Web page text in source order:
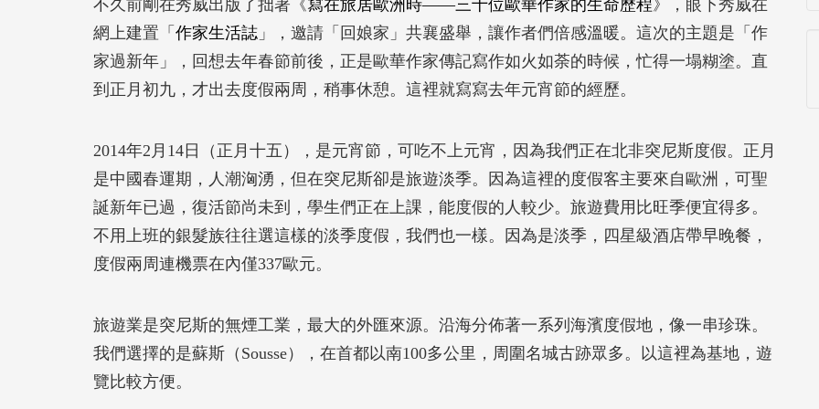
不久前剛在秀威出版了拙著《寫在旅居歐洲時——三十位歐華作家的生命歷程》，眼下秀威在
網上建置「 作家生活誌 」，邀請「回娘家」共襄盛舉，讓作者們倍感溫暖。這次的主題是「作
家過新年」，回想去年春節前後，正是歐華作家傳記寫作如火如荼的時候，忙得一塌糊塗。直
到正月初九，才出去度假兩周，稍事休憩。這裡就寫寫去年元宵節的經歷。
2014年2月14日（正月十五），是元宵節，可吃不上元宵，因為我們正在北非突尼斯度假。正月
是中國春運期，人潮洶湧，但在突尼斯卻是旅遊淡季。因為這裡的度假客主要來自歐洲，可聖
誕新年已過，復活節尚未到，學生們正在上課，能度假的人較少。旅遊費用比旺季便宜得多。
不用上班的銀髮族往往選這樣的淡季度假，我們也一樣。因為是淡季，四星級酒店帶早晚餐，
度假兩周連機票在內僅337歐元。
旅遊業是突尼斯的無煙工業，最大的外匯來源。沿海分佈著一系列海濱度假地，像一串珍珠。
我們選擇的是蘇斯（Sousse），在首都以南100多公里，周圍名城古跡眾多。以這裡為基地，遊
覽比較方便。